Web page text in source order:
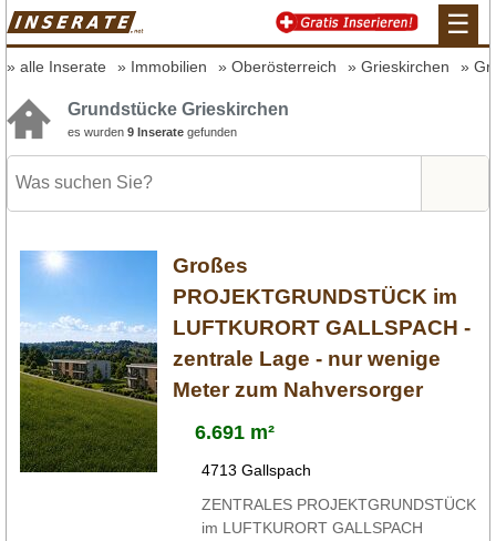
☰
alle Inserate Immobilien Oberösterreich Grieskirchen
Grundstücke Grieskirchen
es wurden 9 Inserate gefunden
Großes
PROJEKTGRUNDSTÜCK im
LUFTKURORT GALLSPACH -
zentrale Lage - nur wenige
Meter zum Nahversorger
6.691 m²
4713 Gallspach
ZENTRALES PROJEKTGRUNDSTÜCK
im LUFTKURORT GALLSPACH